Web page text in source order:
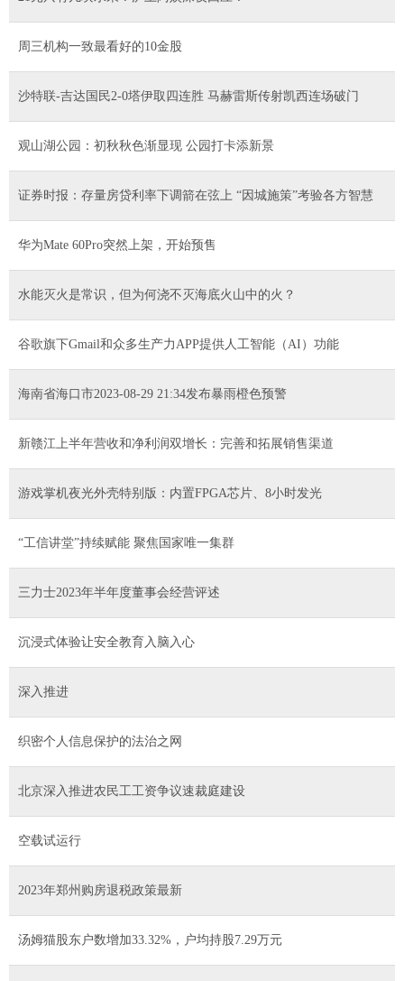
周三机构一致最看好的10金股
沙特联-吉达国民2-0塔伊取四连胜 马赫雷斯传射凯西连场破门
观山湖公园：初秋秋色渐显现 公园打卡添新景
证券时报：存量房贷利率下调箭在弦上 “因城施策”考验各方智慧
华为Mate 60Pro突然上架，开始预售
水能灭火是常识，但为何浇不灭海底火山中的火？
谷歌旗下Gmail和众多生产力APP提供人工智能（AI）功能
海南省海口市2023-08-29 21:34发布暴雨橙色预警
新赣江上半年营收和净利润双增长：完善和拓展销售渠道
游戏掌机夜光外壳特别版：内置FPGA芯片、8小时发光
“工信讲堂”持续赋能 聚焦国家唯一集群
三力士2023年半年度董事会经营评述
沉浸式体验让安全教育入脑入心
深入推进
织密个人信息保护的法治之网
北京深入推进农民工工资争议速裁庭建设
空载试运行
2023年郑州购房退税政策最新
汤姆猫股东户数增加33.32%，户均持股7.29万元